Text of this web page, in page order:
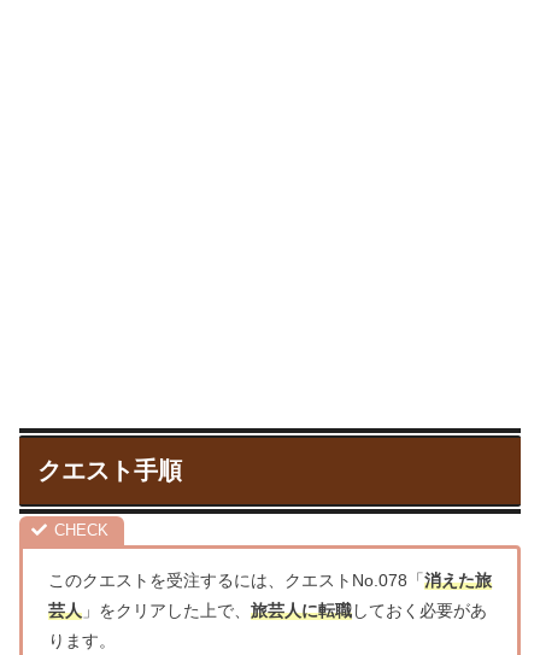
クエスト手順
このクエストを受注するには、クエストNo.078「消えた旅
芸人 」をクリアした上で、 旅芸人に転職しておく必要があ
ります。